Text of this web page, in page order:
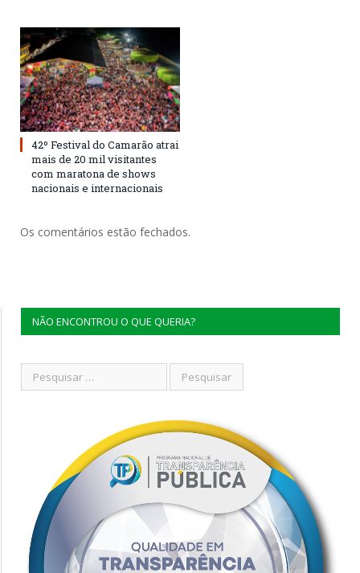
42º Festival do Camarão atrai
mais de 20 mil visitantes
com maratona de shows
nacionais e internacionais
Os comentários estão fechados.
NÃO ENCONTROU O QUE QUERIA?